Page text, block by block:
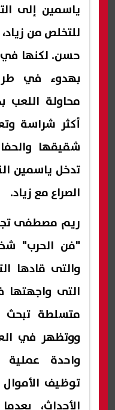
ياسمين إلى
للتخلص من
حسن. لكنها
بهدوء في
محاولة اللعب
أكثر شراسة
شقيقها
تدخل ياسمين
الصراع مع زياد.
ريم مصطفى
"فن الحرب"
والتى قادها
التى واجهتها
متسلطة
ووتظهر في
واحدة عملية
توظيف
الأحداث،